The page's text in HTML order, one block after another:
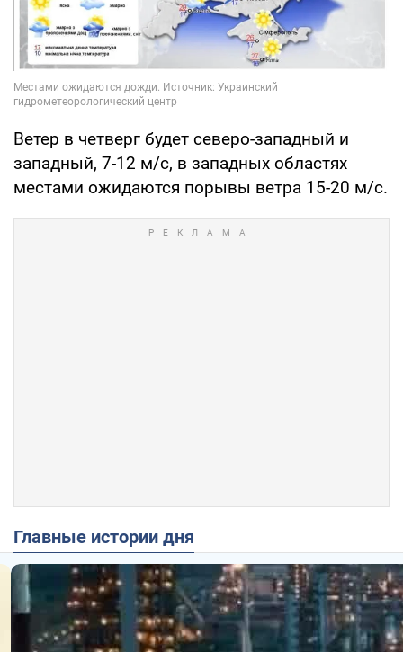
Ветер в четверг будет северо-западный и
западный, 7-12 м/с, в западных областях
местами ожидаются порывы ветра 15-20 м/с.
Главные истории дня